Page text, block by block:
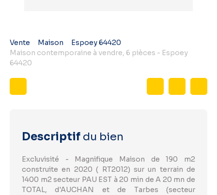
Vente Maison
Espoey 64420
Maison contemporaine à vendre, 6 pièces - Espoey
64420
Descriptif du bien
Excluvisité - Magnifique Maison de 190 m2
construite en 2020 ( RT2012) sur un terrain de
1400 m2 secteur PAU EST à 20 min de A 20 mn de
TOTAL, d'AUCHAN et de Tarbes (secteur